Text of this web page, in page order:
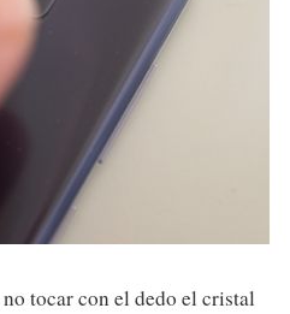
tocar con el dedo el cristal